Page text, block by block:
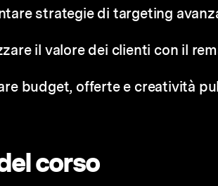
strategie di targeting
il valore dei clienti con il
budget, offerte e creatività
corso